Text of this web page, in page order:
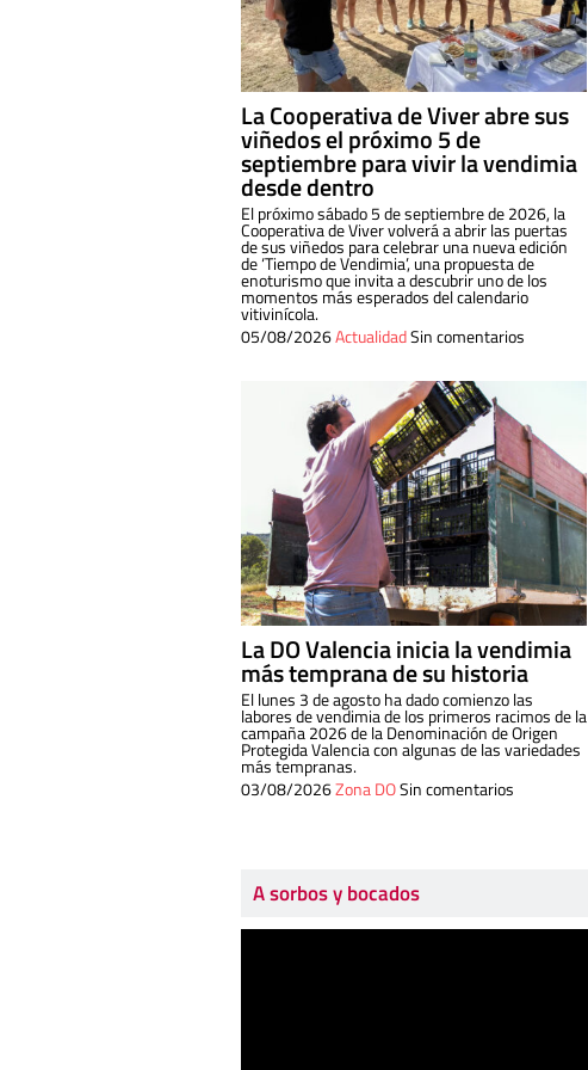
La Cooperativa de Viver abre sus
viñedos el próximo 5 de
septiembre para vivir la vendimia
desde dentro
El próximo sábado 5 de septiembre de 2026, la
Cooperativa de Viver volverá a abrir las puertas
de sus viñedos para celebrar una nueva edición
de ‘Tiempo de Vendimia’, una propuesta de
enoturismo que invita a descubrir uno de los
momentos más esperados del calendario
vitivinícola.
05/08/2026ActualidadSin comentarios
La DO Valencia inicia la vendimia
más temprana de su historia
El lunes 3 de agosto ha dado comienzo las
labores de vendimia de los primeros racimos de la
campaña 2026 de la Denominación de Origen
Protegida Valencia con algunas de las variedades
más tempranas.
03/08/2026Zona DOSin comentarios
A sorbos y bocados